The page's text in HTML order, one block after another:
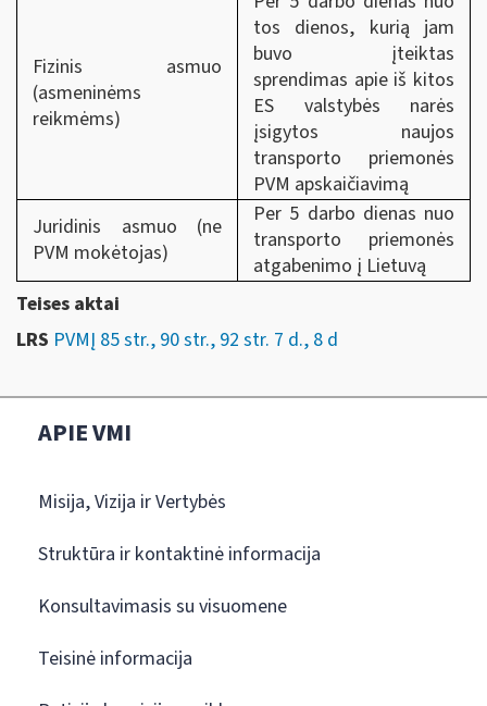
Fizinis asmuo
(asmeninėms
reikmėms)
tos dienos, kurią jam
buvo įteiktas
sprendimas apie iš kitos
ES valstybės narės
įsigytos naujos
transporto priemonės
PVM apskaičiavimą
Juridinis asmuo (ne
PVM mokėtojas)
Per 5 darbo dienas nuo
transporto priemonės
atgabenimo į Lietuvą
Teises aktai
LRS PVMĮ 85 str., 90 str., 92 str. 7 d., 8 d
APIE VMI
Misija, Vizija ir Vertybės
Struktūra ir kontaktinė informacija
Konsultavimasis su visuomene
Teisinė informacija